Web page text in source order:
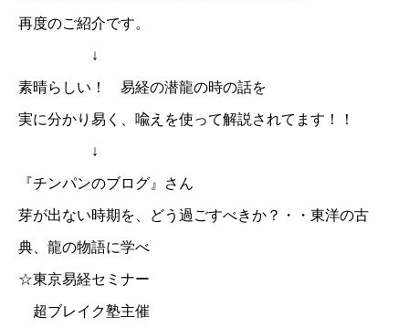
再度のご紹介です。
↓
素晴らしい！ 易経の潜龍の時の話を
実に分かり易く、喩えを使って解説されてます！！
↓
『チンパンのブログ』さん
芽が出ない時期を、どう過ごすべきか？・・東洋の古
典、龍の物語に学べ
☆東京易経セミナー
超ブレイク塾主催